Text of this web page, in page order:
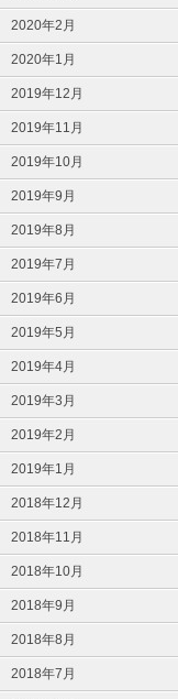
2020年2月
2020年1月
2019年12月
2019年11月
2019年10月
2019年9月
2019年8月
2019年7月
2019年6月
2019年5月
2019年4月
2019年3月
2019年2月
2019年1月
2018年12月
2018年11月
2018年10月
2018年9月
2018年8月
2018年7月